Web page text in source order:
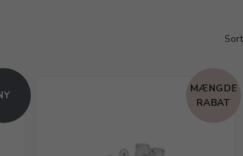
MÆNGDE
RABAT